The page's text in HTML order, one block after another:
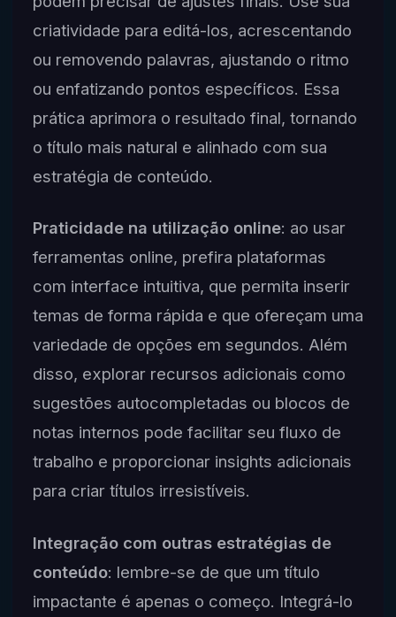
criatividade para editá-los, acrescentando
ou removendo palavras, ajustando o ritmo
ou enfatizando pontos específicos. Essa
prática aprimora o resultado final, tornando
o título mais natural e alinhado com sua
estratégia de conteúdo.
Praticidade na utilização online: ao usar
ferramentas online, prefira plataformas
com interface intuitiva, que permita inserir
temas de forma rápida e que ofereçam uma
variedade de opções em segundos. Além
disso, explorar recursos adicionais como
sugestões autocompletadas ou blocos de
notas internos pode facilitar seu fluxo de
trabalho e proporcionar insights adicionais
para criar títulos irresistíveis.
Integração com outras estratégias de
conteúdo: lembre-se de que um título
impactante é apenas o começo. Integrá-lo